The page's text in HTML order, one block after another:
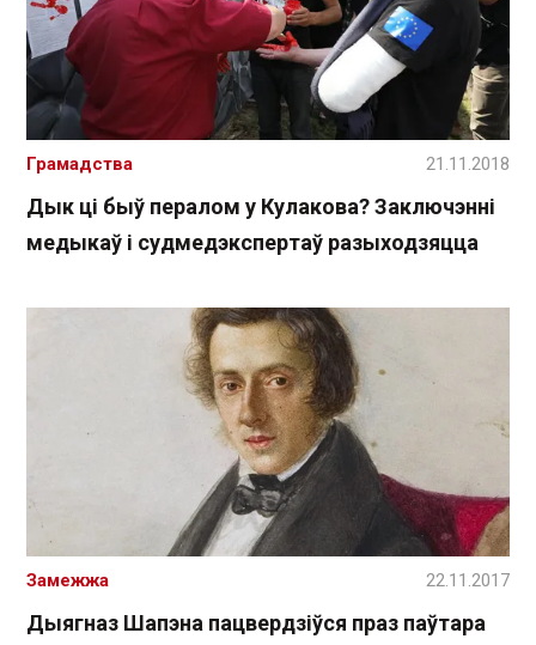
Дык ці быў пералом у Кулакова? Заключэнні
медыкаў і судмедэкспертаў разыходзяцца
Грамадства 21.11.2018
Дыягназ Шапэна пацвердзіўся праз паўтара
Замежжа 22.11.2017